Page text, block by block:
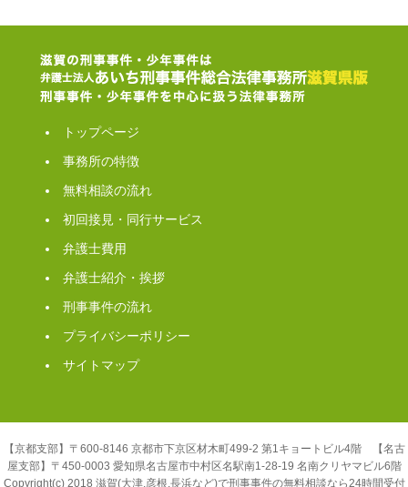
トップページ
事務所の特徴
無料相談の流れ
初回接見・同行サービス
弁護士費用
弁護士紹介・挨拶
刑事事件の流れ
プライバシーポリシー
サイトマップ
【京都支部】〒600-8146 京都市下京区材木町499-2 第1キョートビル4階 【名古
屋支部】〒450-0003 愛知県名古屋市中村区名駅南1-28-19 名南クリヤマビル6階
Copyright(c) 2018 滋賀(大津,彦根,長浜など)で刑事事件の無料相談なら24時間受付